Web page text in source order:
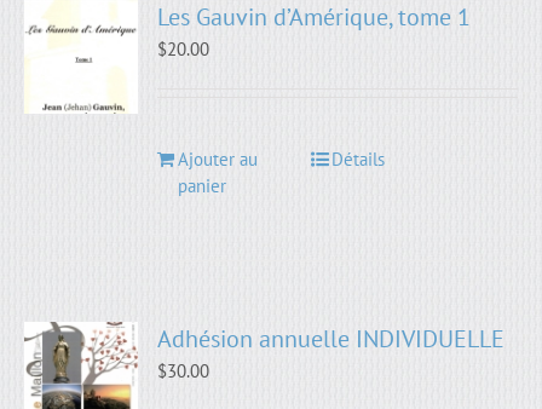
Les Gauvin d’Amérique, tome 1
$20.00
Ajouter au
panier
Détails
Adhésion annuelle INDIVIDUELLE
$30.00